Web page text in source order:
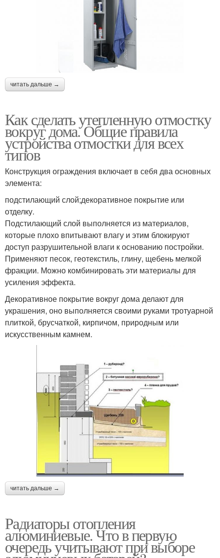
читать дальше →
Как сделать утепленную отмостку
вокруг дома. Общие правила
устройства отмостки для всех
типов
Конструкция ограждения включает в себя два основных
элемента:
подстилающий слой;декоративное покрытие или
отделку.
Подстилающий слой выполняется из материалов,
которые плохо впитывают влагу и этим блокируют
доступ разрушительной влаги к основанию постройки.
Применяют песок, геотекстиль, глину, щебень мелкой
фракции. Можно комбинировать эти материалы для
усиления эффекта.
Декоративное покрытие вокруг дома делают для
украшения, оно выполняется своими руками тротуарной
плиткой, брусчаткой, кирпичом, природным или
искусственным камнем.
читать дальше →
Радиаторы отопления
алюминиевые. Что в первую
очередь учитывают при выборе